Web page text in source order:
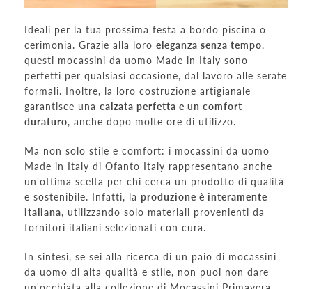
Ideali per la tua prossima festa a bordo piscina o
cerimonia. Grazie alla loro eleganza senza tempo,
questi mocassini da uomo Made in Italy sono
perfetti per qualsiasi occasione, dal lavoro alle serate
formali. Inoltre, la loro costruzione artigianale
garantisce una calzata perfetta e un comfort
duraturo, anche dopo molte ore di utilizzo.
Ma non solo stile e comfort: i mocassini da uomo
Made in Italy di Ofanto Italy rappresentano anche
un'ottima scelta per chi cerca un prodotto di qualità
e sostenibile. Infatti, la produzione è interamente
italiana, utilizzando solo materiali provenienti da
fornitori italiani selezionati con cura.
In sintesi, se sei alla ricerca di un paio di mocassini
da uomo di alta qualità e stile, non puoi non dare